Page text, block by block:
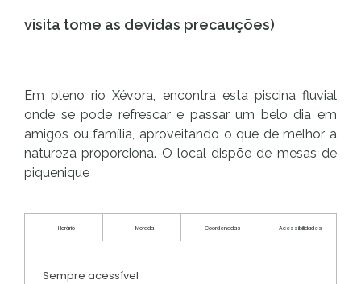
visita tome as devidas precauções)
Em pleno rio Xévora, encontra esta piscina fluvial
onde se pode refrescar e passar um belo dia em
amigos ou família, aproveitando o que de melhor a
natureza proporciona. O local dispõe de mesas de
piquenique
Horário Morada Coordenadas Acessibilidades
Sempre acessível